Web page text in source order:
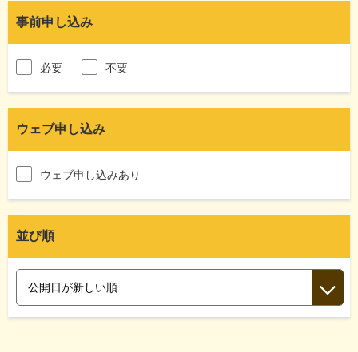
事前申し込み
必要 不要
ウェブ申し込み
ウェブ申し込みあり
並び順